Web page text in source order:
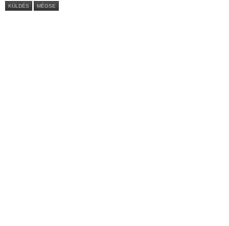
KÜLDÉS MÉGSE